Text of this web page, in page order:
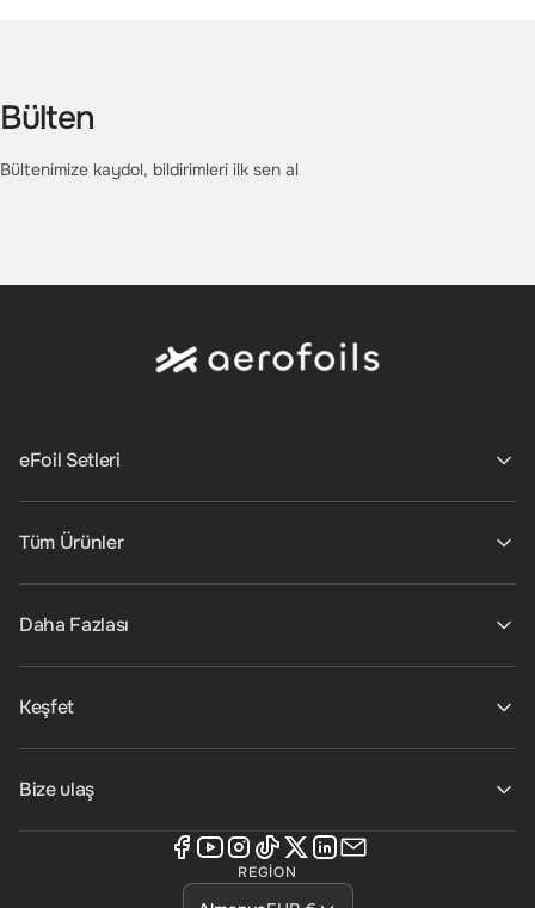
Bülten
Bültenimize kaydol, bildirimleri ilk sen al
eFoil Setleri
Tüm Ürünler
Daha Fazlası
Keşfet
Bize ulaş
REGION